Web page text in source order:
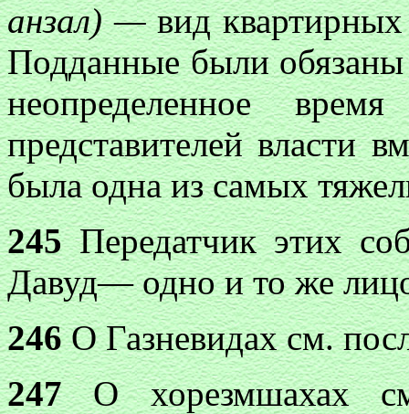
анзал) —вид квартирных
Подданные были обязаны
неопределенное
представителей власти
была одна из самых
245Передатчик этих
Давуд— одно и то же
246О Газневидах см.
247О хорезмшахах